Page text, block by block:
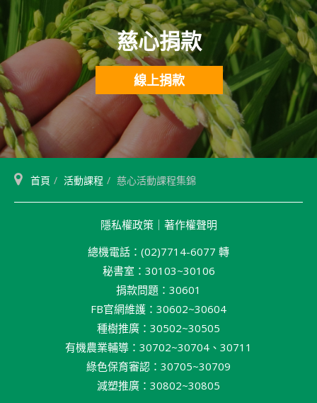
慈心捐款
線上捐款
首頁 活動課程 慈心活動課程集錦
隱私權政策｜ 著作權聲明
總機電話：(02)7714-6077 轉
秘書室：30103~30106
捐款問題：30601
FB官網維護：30602~30604
種樹推廣：30502~30505
有機農業輔導：30702~30704、30711
綠色保育審認：30705~30709
減塑推廣：30802~30805